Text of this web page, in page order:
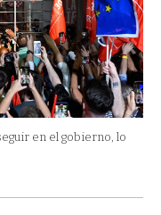
en el gobierno, lo